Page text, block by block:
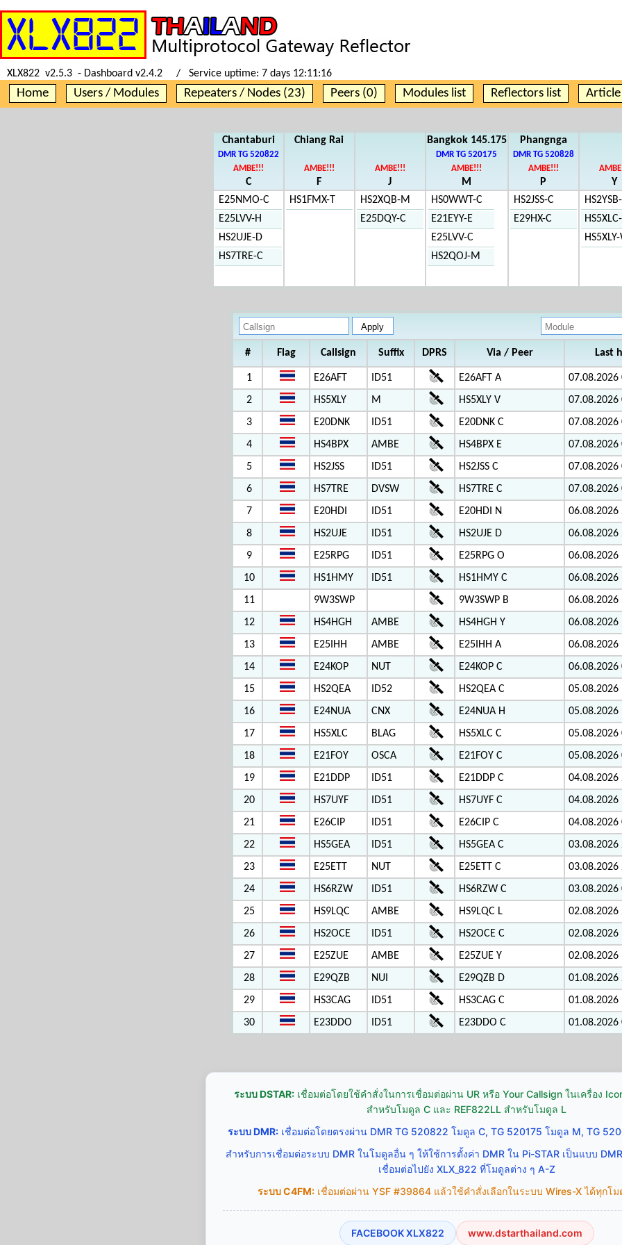
XLX822 v2.5.3 - Dashboard v2.4.2 / Service uptime: 7 days 12:11:16
Home Users / Modules Repeaters / Nodes (23) Peers (0) Modules list Reflectors list
Chantaburi
DMR TG 520822
AMBE!!!
C
Chiang Rai
AMBE!!!
F
AMBE!!!
J
Bangkok 145.175
DMR TG 520175
AMBE!!!
M
Phangnga
DMR TG 520828
AMBE!!!
P
Y
E25NMO-C
E25LVV-H
HS2UJE-D
HS7TRE-C
HS1FMX-T
HS2XQB-M
E25DQY-C
HS0WWT-C
E21EYY-E
E25LVV-C
HS2QOJ-M
HS2JSS-C
E29HX-C
# Flag Callsign Suffix DPRS Via / Peer Last
1 E26AFT ID51 E26AFT A
07.08.2026
2
HS5XLY M HS5XLY V
07.08.2026
3
E20DNK ID51 E20DNK C
07.08.2026
4
HS4BPX AMBE HS4BPX E
07.08.2026
5
HS2JSS ID51 HS2JSS C
07.08.2026
6
HS7TRE DVSW HS7TRE C
07.08.2026
7
E20HDI ID51 E20HDI N
06.08.2026
8
HS2UJE ID51 HS2UJE D
06.08.2026
9
E25RPG ID51 E25RPG O
06.08.2026
10
HS1HMY ID51 HS1HMY C
06.08.2026
11
9W3SWP 9W3SWP B
06.08.2026
12
HS4HGH AMBE HS4HGH Y
06.08.2026
13
E25IHH AMBE E25IHH A
06.08.2026
14
E24KOP NUT E24KOP C
06.08.2026
15
HS2QEA ID52 HS2QEA C
05.08.2026
16
E24NUA CNX E24NUA H
05.08.2026
17
HS5XLC BLAG HS5XLC C
05.08.2026
18
E21FOY OSCA E21FOY C
05.08.2026
19
E21DDP ID51 E21DDP C
04.08.2026
20
HS7UYF ID51 HS7UYF C
04.08.2026
21
E26CIP ID51 E26CIP C
04.08.2026
22
HS5GEA ID51 HS5GEA C
03.08.2026
23
E25ETT NUT E25ETT C
03.08.2026
24
HS6RZW ID51 HS6RZW C
03.08.2026
25
HS9LQC AMBE HS9LQC L
02.08.2026
26
HS2OCE ID51 HS2OCE C
02.08.2026
27
E25ZUE AMBE E25ZUE Y
02.08.2026
28
E29QZB NUI E29QZB D
01.08.2026
29
HS3CAG ID51 HS3CAG C
01.08.2026
30
E23DDO ID51 E23DDO C 01.08.2026
ระบบ DSTAR: เชื่อมต่อโดยใช้คำสั่งในการเชื่อมต่อผ่าน UR หรือ Your Callsign ในเครื่อง
สำหรับโมดูล C และ REF822LL สำหรับโมดูล L
ระบบ DMR: เชื่อมต่อโดยตรงผ่าน DMR TG 520822 โมดูล C, TG 520175 โมดูล M, TG
สำหรับการเชื่อมต่อระบบ DMR ในโมดูลอื่น ๆ ให้ใช้การตั้งค่า DMR ใน Pi-STAR เป็นแบบ
เชื่อมต่อไปยัง XLX_822 ที่โมดูลต่าง ๆ A-Z
ระบบ C4FM: เชื่อมต่อผ่าน YSF #39864 แล้วใช้คำสั่งเลือกในระบบ Wires-X ได้ทุกโ
FACEBOOK XLX822 www.dstarthailand.com